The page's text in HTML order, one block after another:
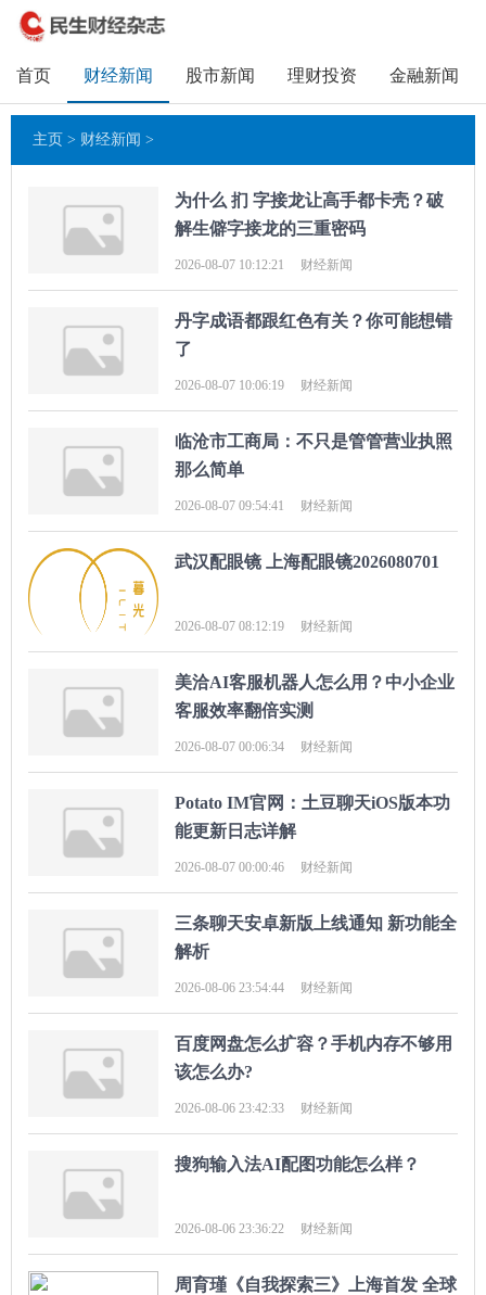
首页 财经新闻 股市新闻 理财投资 金融新闻
主页 > 财经新闻 >
为什么 扪 字接龙让高手都卡壳？破
解生僻字接龙的三重密码
2026-08-07 10:12:21 财经新闻
丹字成语都跟红色有关？你可能想错
了
2026-08-07 10:06:19 财经新闻
临沧市工商局：不只是管管营业执照
那么简单
2026-08-07 09:54:41 财经新闻
武汉配眼镜 上海配眼镜2026080701
2026-08-07 08:12:19 财经新闻
美洽AI客服机器人怎么用？中小企业
客服效率翻倍实测
2026-08-07 00:06:34 财经新闻
Potato IM官网：土豆聊天iOS版本功
能更新日志详解
2026-08-07 00:00:46 财经新闻
三条聊天安卓新版上线通知 新功能全
解析
2026-08-06 23:54:44 财经新闻
百度网盘怎么扩容？手机内存不够用
该怎么办?
2026-08-06 23:42:33 财经新闻
搜狗输入法AI配图功能怎么样？
2026-08-06 23:36:22 财经新闻
周育瑾《自我探索三》上海首发 全球